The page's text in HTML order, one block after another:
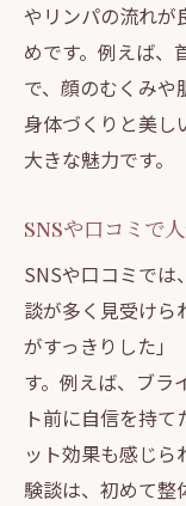
美容整
整体施
信頼
整体で叶え
骨格調
整体施
ボディ
整体と
実際の
東京都豊島
駒込エ
やリンパの流れが
めです。例えば、
で、顔のむくみや
身体づくりと美し
大きな魅力です。
SNSや口コミで
SNSや口コミで
談が多く見受けら
がすっきりした」
す。例えば、ブラ
ト前に自信を持
ット効果も感じ
験談は、初めて整